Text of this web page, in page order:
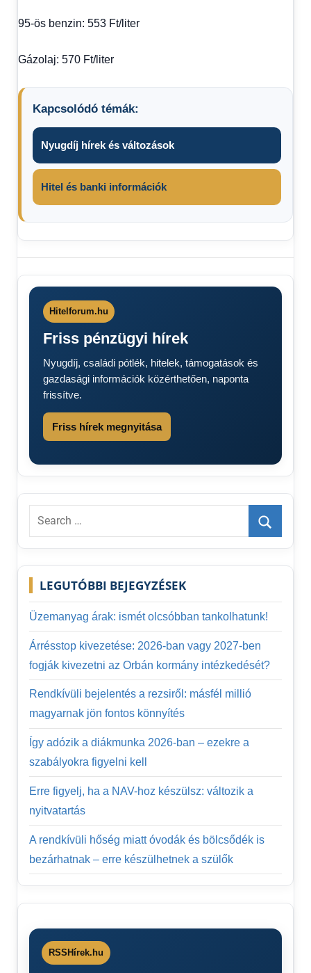
95-ös benzin: 553 Ft/liter
Gázolaj: 570 Ft/liter
Kapcsolódó témák:
Nyugdíj hírek és változások
Hitel és banki információk
figyelem
Benzin
Gázolaj
Üzemanyag
Hitelforum.hu
Friss pénzügyi hírek
Nyugdíj, családi pótlék, hitelek, támogatások és
gazdasági információk közérthetően, naponta
frissítve.
Friss hírek megnyitása
Search
Search
LEGUTÓBBI BEJEGYZÉSEK
Üzemanyag árak: ismét olcsóbban tankolhatunk!
Árrésstop kivezetése: 2026-ban vagy 2027-ben
fogják kivezetni az Orbán kormány intézkedését?
Rendkívüli bejelentés a rezsiről: másfél millió
magyarnak jön fontos könnyítés
Így adózik a diákmunka 2026-ban – ezekre a
szabályokra figyelni kell
Erre figyelj, ha a NAV-hoz készülsz: változik a
nyitvatartás
A rendkívüli hőség miatt óvodák és bölcsődék is
bezárhatnak – erre készülhetnek a szülők
RSSHírek.hu